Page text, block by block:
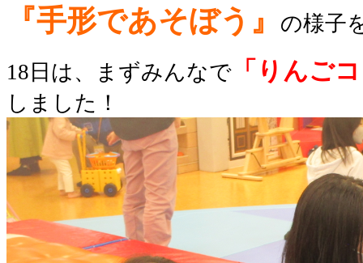
『手形であそぼう』
の様子
18日は、まずみんなで 「りんご
しました！